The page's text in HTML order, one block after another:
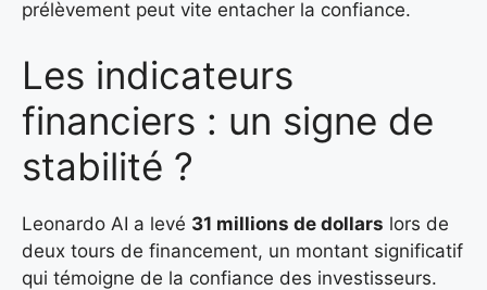
prélèvement peut vite entacher la confiance.
Les indicateurs
financiers : un signe de
stabilité ?
Leonardo AI a levé 31 millions de dollars lors de
deux tours de financement, un montant significatif
qui témoigne de la confiance des investisseurs.